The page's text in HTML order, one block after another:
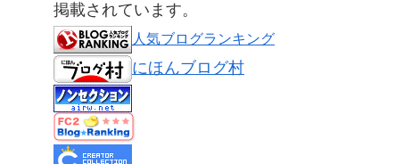
掲載されています。
人気ブログランキング
にほんブログ村